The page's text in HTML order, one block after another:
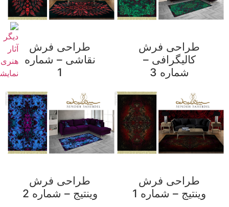
طراحی فرش
کالیگرافی –
شماره 3
طراحی فرش
نقاشی – شماره
1
طراحی فرش
وینتیج – شماره 1
طراحی فرش
وینتیج – شماره 2